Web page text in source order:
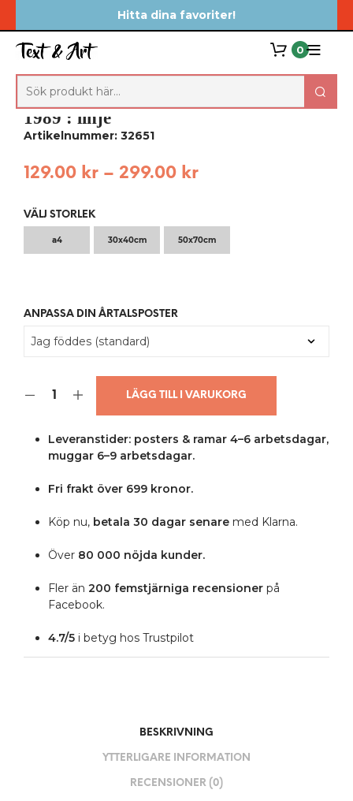
Hitta dina favoriter!
0
1989 : linje
Artikelnummer: 32651
129.00 kr – 299.00 kr
VÄLJ STORLEK
a4 30x40cm 50x70cm
ANPASSA DIN ÅRTALSPOSTER
LÄGG TILL I VARUKORG
Leveranstider: posters & ramar 4–6 arbetsdagar,
muggar 6–9 arbetsdagar.
Fri frakt över 699 kronor.
Köp nu,betala 30 dagar senaremed Klarna.
Över 80 000 nöjda kunder.
Fler än 200 femstjärniga recensionerpå
Facebook.
4.7/5i betyg hos Trustpilot
BESKRIVNING
YTTERLIGARE INFORMATION
RECENSIONER (0)